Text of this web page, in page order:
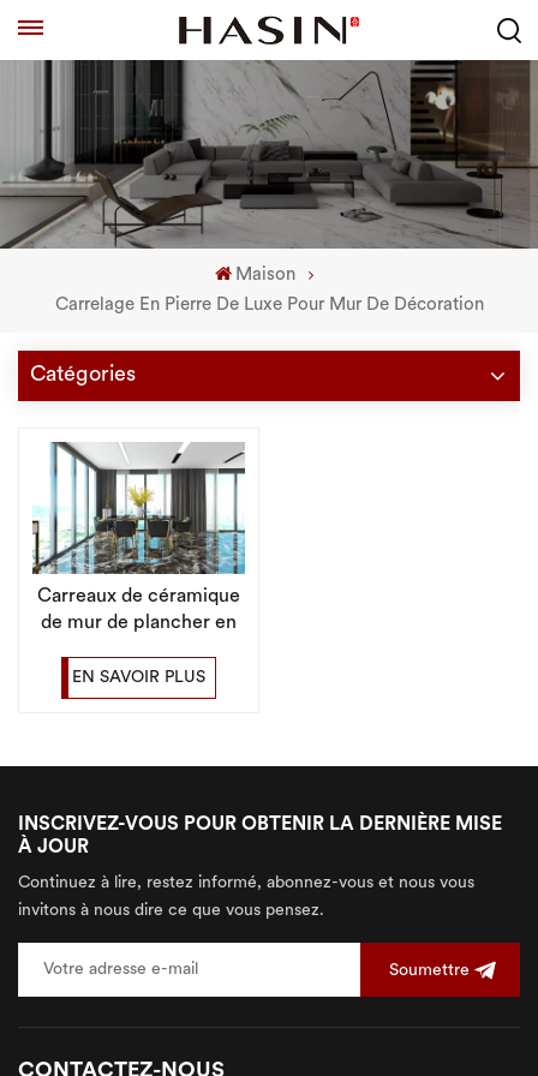
Maison
Carrelage En Pierre De Luxe Pour Mur De Décoration
Catégories
Carreaux de céramique
de mur de plancher en
personnalisation de
maison entière
EN SAVOIR PLUS
INSCRIVEZ-VOUS POUR OBTENIR LA DERNIÈRE MISE
À JOUR
Continuez à lire, restez informé, abonnez-vous et nous vous
invitons à nous dire ce que vous pensez.
Soumettre